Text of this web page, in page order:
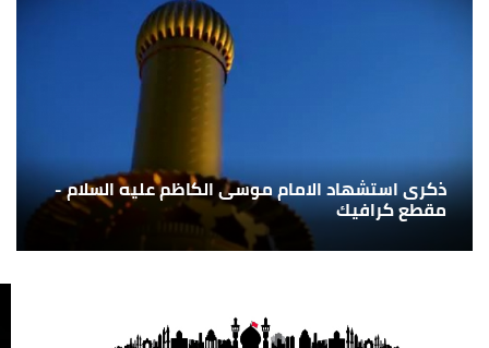
ذكرى استشهاد الامام موسى الكاظم عليه السلام -
مقطع كرافيك